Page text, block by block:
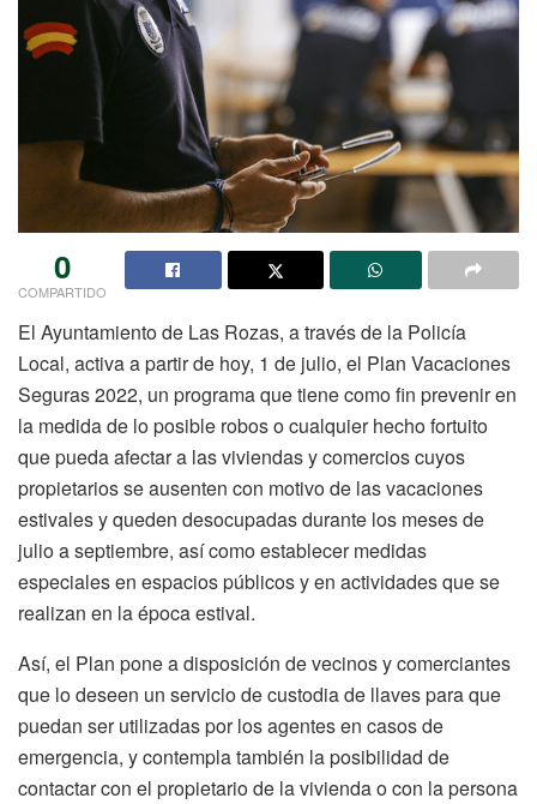
0
COMPARTIDO
El Ayuntamiento de Las Rozas, a través de la Policía
Local, activa a partir de hoy, 1 de julio, el Plan Vacaciones
Seguras 2022, un programa que tiene como fin prevenir en
la medida de lo posible robos o cualquier hecho fortuito
que pueda afectar a las viviendas y comercios cuyos
propietarios se ausenten con motivo de las vacaciones
estivales y queden desocupadas durante los meses de
julio a septiembre, así como establecer medidas
especiales en espacios públicos y en actividades que se
realizan en la época estival.
Así, el Plan pone a disposición de vecinos y comerciantes
que lo deseen un servicio de custodia de llaves para que
puedan ser utilizadas por los agentes en casos de
emergencia, y contempla también la posibilidad de
contactar con el propietario de la vivienda o con la persona